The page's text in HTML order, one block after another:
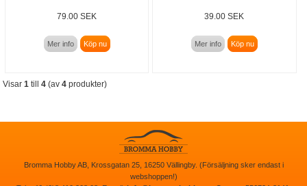
79.00 SEK
Mer info Köp nu
39.00 SEK
Mer info Köp nu
Visar1 till4 (av4 produkter)
Bromma Hobby AB, Krossgatan 25, 16250 Vällingby. (Försäljning sker endast i
webshoppen!)